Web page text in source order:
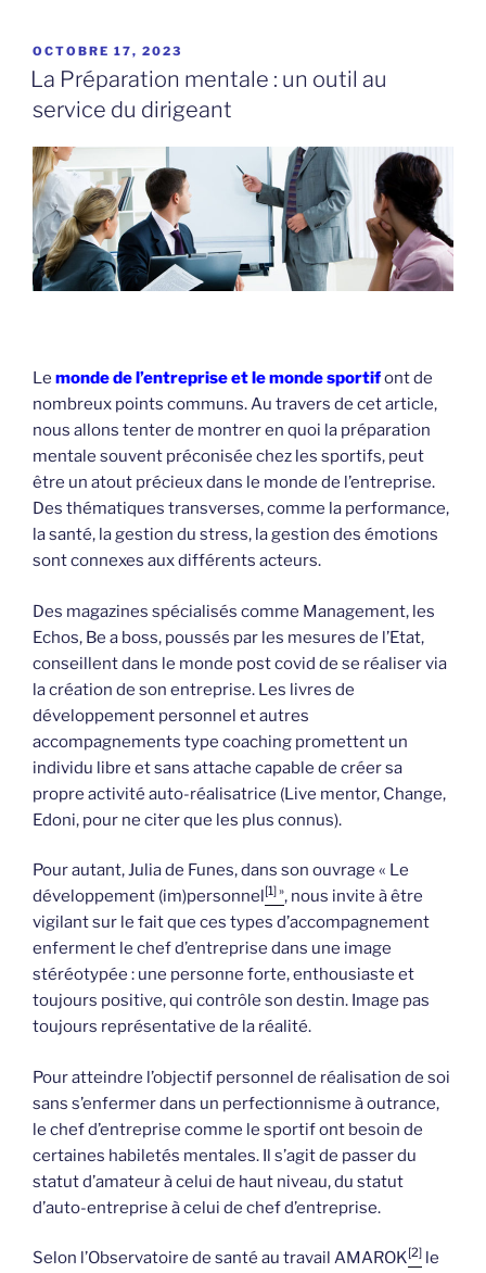
PUBLIÉ
LE
OCTOBRE 17, 2023
La Préparation mentale : un outil au
service du dirigeant
Le monde de l’entreprise et le monde sportifont de
nombreux points communs. Au travers de cet article,
nous allons tenter de montrer en quoi la préparation
mentale souvent préconisée chez les sportifs, peut
être un atout précieux dans le monde de l’entreprise.
Des thématiques transverses, comme la performance,
la santé, la gestion du stress, la gestion des émotions
sont connexes aux différents acteurs.
Des magazines spécialisés comme Management, les
Echos, Be a boss, poussés par les mesures de l’Etat,
conseillent dans le monde post covid de se réaliser via
la création de son entreprise. Les livres de
développement personnel et autres
accompagnements type coaching promettent un
individu libre et sans attache capable de créer sa
propre activité auto-réalisatrice (Live mentor, Change,
Edoni, pour ne citer que les plus connus).
Pour autant, Julia de Funes, dans son ouvrage « Le
développement (im)personnel[1] », nous invite à être
vigilant sur le fait que ces types d’accompagnement
enferment le chef d’entreprise dans une image
stéréotypée : une personne forte, enthousiaste et
toujours positive, qui contrôle son destin. Image pas
toujours représentative de la réalité.
Pour atteindre l’objectif personnel de réalisation de soi
sans s’enfermer dans un perfectionnisme à outrance,
le chef d’entreprise comme le sportif ont besoin de
certaines habiletés mentales. Il s’agit de passer du
statut d’amateur à celui de haut niveau, du statut
d’auto-entreprise à celui de chef d’entreprise.
Selon l’Observatoire de santé au travail AMAROK[2] le